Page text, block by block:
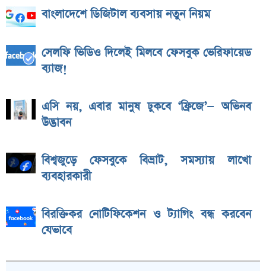
বাংলাদেশে ডিজিটাল ব্যবসায় নতুন নিয়ম
সেলফি ভিডিও দিলেই মিলবে ফেসবুক ভেরিফায়েড
ব্যাজ!
এসি নয়, এবার মানুষ ঢুকবে ‘ফ্রিজে’— অভিনব
উদ্ভাবন
বিশ্বজুড়ে ফেসবুকে বিভ্রাট, সমস্যায় লাখো
ব্যবহারকারী
বিরক্তিকর নোটিফিকেশন ও ট্যাগিং বন্ধ করবেন
যেভাবে